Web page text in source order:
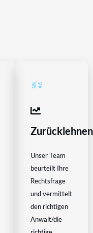
Zurücklehnen
Unser Team
beurteilt Ihre
Rechtsfrage
und vermittelt
den richtigen
Anwalt/die